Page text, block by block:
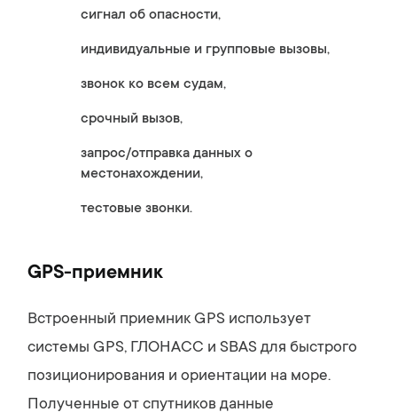
сигнал об опасности,
индивидуальные и групповые вызовы,
звонок ко всем судам,
срочный вызов,
запрос/отправка данных о
местонахождении,
тестовые звонки.
GPS-приемник
Встроенный приемник GPS использует
системы GPS, ГЛОНАСС и SBAS для быстрого
позиционирования и ориентации на море.
Полученные от спутников данные